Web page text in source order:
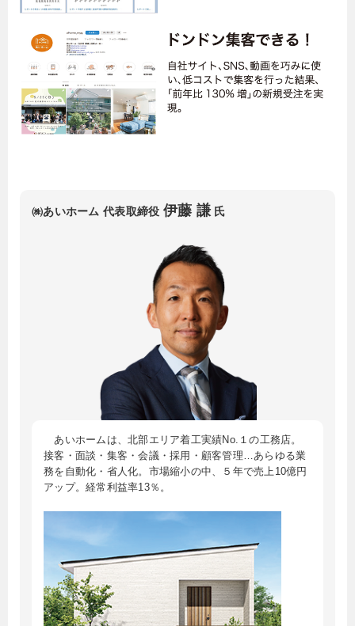
㈱あいホーム 代表取締役 伊藤 謙氏
あいホームは、北部エリア着工実績No.１の工務店。
接客・面談・集客・会議・採用・顧客管理…あらゆる業
務を自動化・省人化。市場縮小の中、５年で売上10億円
アップ。経常利益率13％。